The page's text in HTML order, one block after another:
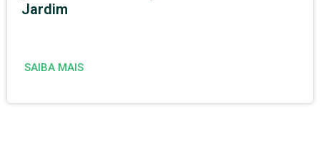
Jardim
SAIBA MAIS